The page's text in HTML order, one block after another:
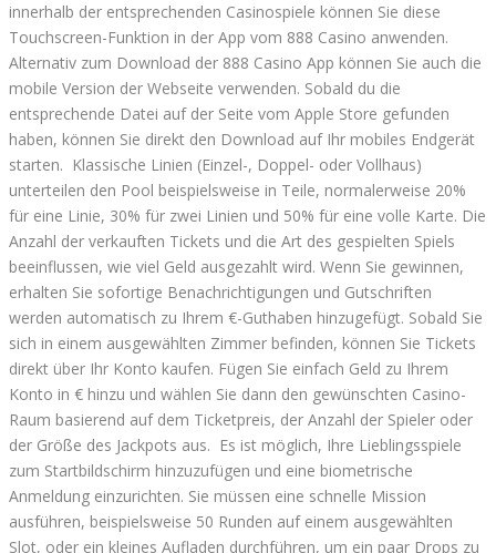
innerhalb der entsprechenden Casinospiele können Sie diese
Touchscreen-Funktion in der App vom 888 Casino anwenden.
Alternativ zum Download der 888 Casino App können Sie auch die
mobile Version der Webseite verwenden. Sobald du die
entsprechende Datei auf der Seite vom Apple Store gefunden
haben, können Sie direkt den Download auf Ihr mobiles Endgerät
starten. Klassische Linien (Einzel-, Doppel- oder Vollhaus)
unterteilen den Pool beispielsweise in Teile, normalerweise 20%
für eine Linie, 30% für zwei Linien und 50% für eine volle Karte. Die
Anzahl der verkauften Tickets und die Art des gespielten Spiels
beeinflussen, wie viel Geld ausgezahlt wird. Wenn Sie gewinnen,
erhalten Sie sofortige Benachrichtigungen und Gutschriften
werden automatisch zu Ihrem €-Guthaben hinzugefügt. Sobald Sie
sich in einem ausgewählten Zimmer befinden, können Sie Tickets
direkt über Ihr Konto kaufen. Fügen Sie einfach Geld zu Ihrem
Konto in € hinzu und wählen Sie dann den gewünschten Casino-
Raum basierend auf dem Ticketpreis, der Anzahl der Spieler oder
der Größe des Jackpots aus. Es ist möglich, Ihre Lieblingsspiele
zum Startbildschirm hinzuzufügen und eine biometrische
Anmeldung einzurichten. Sie müssen eine schnelle Mission
ausführen, beispielsweise 50 Runden auf einem ausgewählten
Slot, oder ein kleines Aufladen durchführen, um ein paar Drops zu